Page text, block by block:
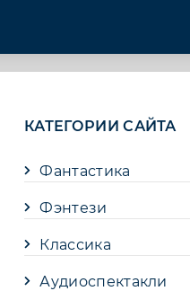
КАТЕГОРИИ САЙТА
Фантастика
Фэнтези
Классика
Аудиоспектакли